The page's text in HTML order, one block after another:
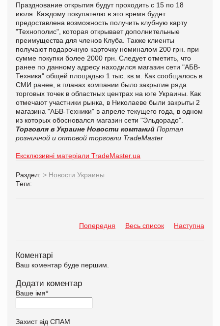
Празднование открытия будут проходить с 15 по 18
июля. Каждому покупателю в это время будет
предоставлена возможность получить клубную карту
"Технополис", которая открывает дополнительные
преимущества для членов Клуба. Также клиенты
получают подарочную карточку номиналом 200 грн. при
сумме покупки более 2000 грн. Следует отметить, что
ранее по данному адресу находился магазин сети "АБВ-
Техника" общей площадью 1 тыс. кв.м. Как сообщалось в
СМИ ранее, в планах компании было закрытие ряда
торговых точек в областных центрах на юге Украины. Как
отмечают участники рынка, в Николаеве были закрыты 2
магазина "АБВ-Техники" в апреле текущего года, в одном
из которых обосновался магазин сети "Эльдорадо".
Торговля в Украине Новости компаний Портал
розничной и оптовой торговли TradeMaster
Ексклюзивні матеріали TradeMaster.ua
Раздел: > Новости Украины
Теги:
Попередня Весь список Наступна
Коментарі
Ваш коментар буде першим.
Додати коментар
Ваше імя*
Захист від СПАМ